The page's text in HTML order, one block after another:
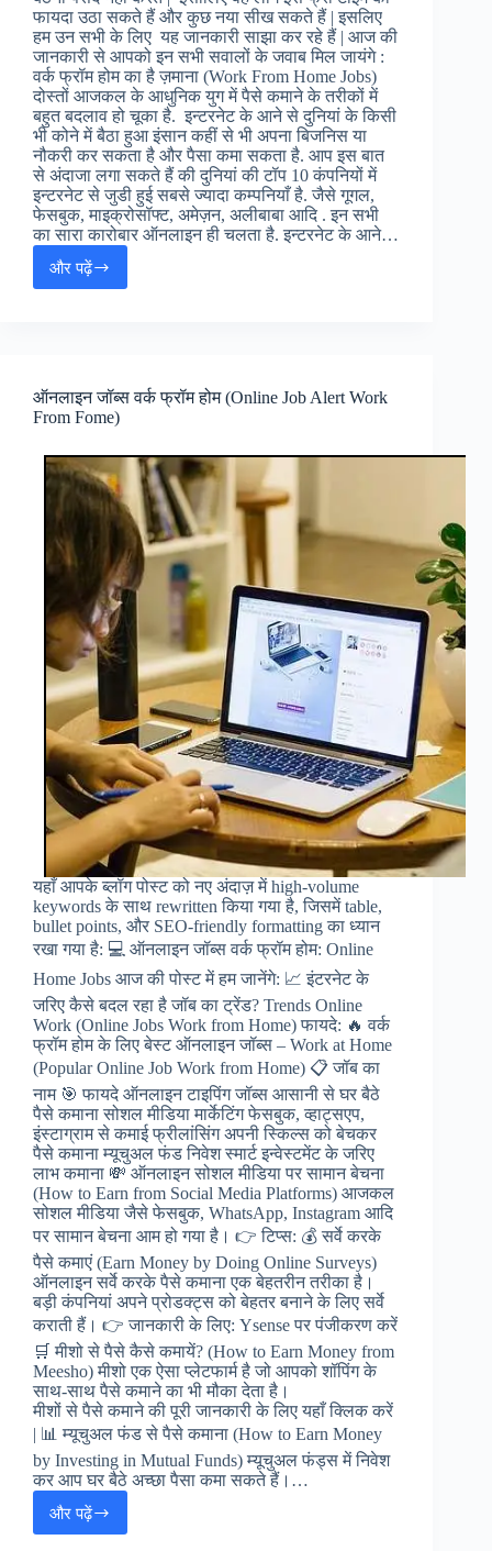
फायदा उठा सकते हैं और कुछ नया सीख सकते हैं | इसलिए
हम उन सभी के लिए यह जानकारी साझा कर रहे हैं | आज की
जानकारी से आपको इन सभी सवालों के जवाब मिल जायंगे :
वर्क फ्रॉम होम का है ज़माना (Work From Home Jobs)
दोस्तों आजकल के आधुनिक युग में पैसे कमाने के तरीकों में
बहुत बदलाव हो चूका है. इन्टरनेट के आने से दुनियां के किसी
भी कोने में बैठा हुआ इंसान कहीं से भी अपना बिजनिस या
नौकरी कर सकता है और पैसा कमा सकता है. आप इस बात
से अंदाजा लगा सकते हैं की दुनियां की टॉप 10 कंपनियों में
इन्टरनेट से जुडी हुई सबसे ज्यादा कम्पनियाँ है. जैसे गूगल,
फेसबुक, माइक्रोसॉफ्ट, अमेज़न, अलीबाबा आदि . इन सभी
का सारा कारोबार ऑनलाइन ही चलता है. इन्टरनेट के आने…
और पढ़ेंऑनलाइन
Kaise
Kamaye)
ऑनलाइन जॉब्स वर्क फ्रॉम होम (Online Job Alert Work
From Fome)
यहाँ आपके ब्लॉग पोस्ट को नए अंदाज़ में high-volume
keywords के साथ rewritten किया गया है, जिसमें table,
bullet points, और SEO-friendly formatting का ध्यान
रखा गया है: 💻 ऑनलाइन जॉब्स वर्क फ्रॉम होम: Online
Home Jobs आज की पोस्ट में हम जानेंगे: 📈 इंटरनेट के
जरिए कैसे बदल रहा है जॉब का ट्रेंड? Trends Online
Work (Online Jobs Work from Home) फायदे: 🔥 वर्क
फ्रॉम होम के लिए बेस्ट ऑनलाइन जॉब्स – Work at Home
(Popular Online Job Work from Home) 📋 जॉब का
नाम 🎯 फायदे ऑनलाइन टाइपिंग जॉब्स आसानी से घर बैठे
पैसे कमाना सोशल मीडिया मार्केटिंग फेसबुक, व्हाट्सएप,
इंस्टाग्राम से कमाई फ्रीलांसिंग अपनी स्किल्स को बेचकर
पैसे कमाना म्यूचुअल फंड निवेश स्मार्ट इन्वेस्टमेंट के जरिए
लाभ कमाना 💸 ऑनलाइन सोशल मीडिया पर सामान बेचना
(How to Earn from Social Media Platforms) आजकल
सोशल मीडिया जैसे फेसबुक, WhatsApp, Instagram आदि
पर सामान बेचना आम हो गया है। 👉 टिप्स: 💰 सर्वे करके
पैसे कमाएं (Earn Money by Doing Online Surveys)
ऑनलाइन सर्वे करके पैसे कमाना एक बेहतरीन तरीका है।
बड़ी कंपनियां अपने प्रोडक्ट्स को बेहतर बनाने के लिए सर्वे
कराती हैं। 👉 जानकारी के लिए: Ysense पर पंजीकरण करें
🛒 मीशो से पैसे कैसे कमायें? (How to Earn Money from
Meesho) मीशो एक ऐसा प्लेटफार्म है जो आपको शॉपिंग के
साथ-साथ पैसे कमाने का भी मौका देता है।
मीशों से पैसे कमाने की पूरी जानकारी के लिए यहाँ क्लिक करें
| 📊 म्यूचुअल फंड से पैसे कमाना (How to Earn Money
by Investing in Mutual Funds) म्यूचुअल फंड्स में निवेश
कर आप घर बैठे अच्छा पैसा कमा सकते हैं।…
और पढ़ेंऑनलाइन